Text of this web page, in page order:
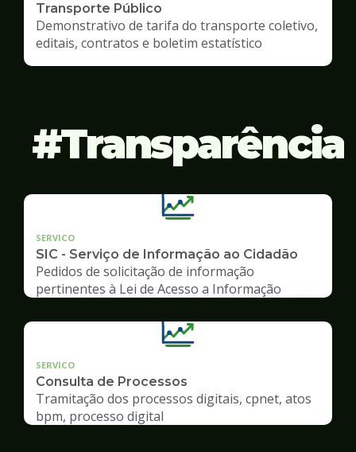
Transporte Público
Demonstrativo de tarifa do transporte coletivo,
editais, contratos e boletim estatístico
Transparência
SERVICO
SIC - Serviço de Informação ao Cidadão
Pedidos de solicitação de informação
pertinentes à Lei de Acesso a Informação
SERVICO
Consulta de Processos
Tramitação dos processos digitais, cpnet, atos
bpm, processo digital